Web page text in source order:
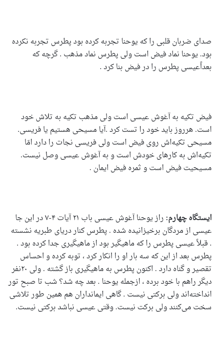
صدای ضربان قلبی را که یوحنا تجربه کرده بود پطرس تجربه نکرده
بود. یوحنا نماد فیض است ولی پطرس نماد مذهب . گرچه که
بعداًعیسی پطرس را در فیض بنا کرد .
فیض تکیه به آغوش عیسی است ولی مذهب تکیه به تلاش خود
است. هرروز باید خود را تست کرد .آیا مسیحی هستیم یا فریسی.
مسیحی تکیه‌اش روی فیض است ولی فریسی نجات را دارد امّا
تکیه‌اش به کارهای خودش است و به آغوش عیسی وصل نیست.
مسیحیت فیض است و ثمره فیض ایمان .
ایستگاه چهارم:
راز یوحنا آغوش عیسی باب ۲۱ آیات ۴-۷ در این جا
عیسی از مردگان برخیزانیده شده . پطرس کنار دریای طبریه نشسته
. قبلاً عیسی پطرس را که ماهیگیر بود از ماهیگیری جدا کرده بود .
پطرس بعد از این که سه بار او را انکار کرد ، توبه کرده و احساس
تقصیر و گناه دارد . اکنون پطرس به ماهیگیری باز گشته . ولی ۲۰نفر
دیگر راهم با خود برده ، ازجمله یوحنا . بعد چه شد؟ شب تا صبح تور
انداخته‌اند ولی برکتی نیست . گاهی ایمانداران هم همین طور تلاشی
سخت می‌کنند ولی برکت نیست. وقتی عیسی نباشد برکتی نیست.